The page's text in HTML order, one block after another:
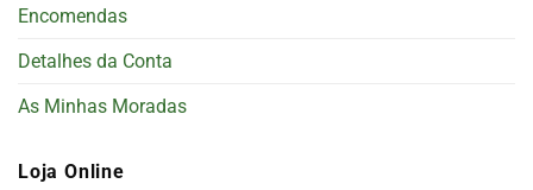
Encomendas
Detalhes da Conta
As Minhas Moradas
Loja Online